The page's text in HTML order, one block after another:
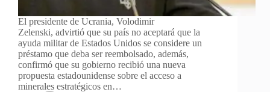
El presidente de Ucrania, Volodimir
Zelenski, advirtió que su país no aceptará que la
ayuda militar de Estados Unidos se considere un
préstamo que deba ser reembolsado, además,
confirmó que su gobierno recibió una nueva
propuesta estadounidense sobre el acceso a
minerales estratégicos en…